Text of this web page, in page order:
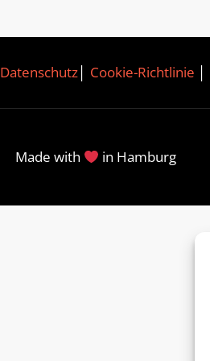
Datenschutz│ Cookie-Richtlinie
Made with in Hamburg